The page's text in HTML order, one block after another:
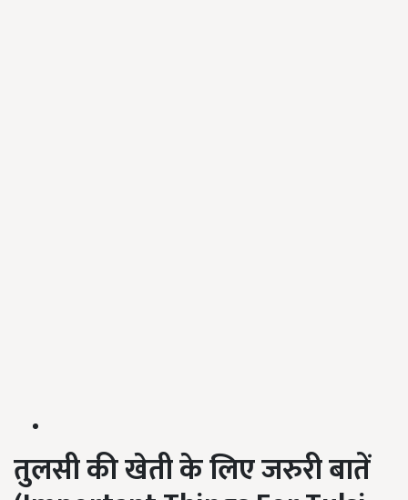
तुलसी की खेती के लिए जरुरी बातें